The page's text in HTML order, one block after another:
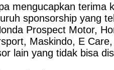
mengucapkan terima
sponsorship yang
Prospect Motor,
Maskindo, E
lain yang tidak bisa